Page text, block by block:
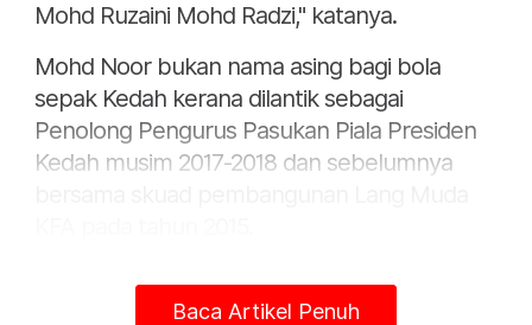
Mohd Ruzaini Mohd Radzi," katanya.
Mohd Noor bukan nama asing bagi bola
sepak Kedah kerana dilantik sebagai
Penolong Pengurus Pasukan Piala Presiden
Kedah musim 2017-2018 dan sebelumnya
Baca Artikel Penuh